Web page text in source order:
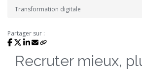
Transformation digitale
Partager sur :
Recruter mieux,